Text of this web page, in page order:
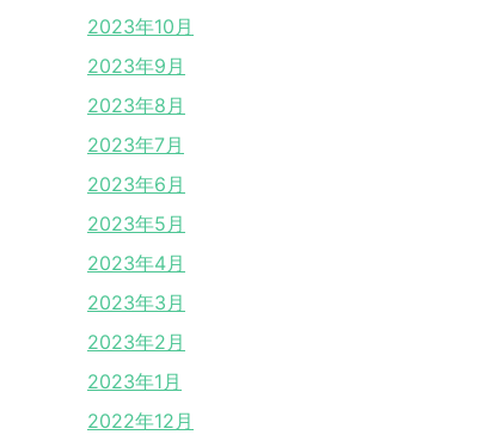
2023年10月
2023年9月
2023年8月
2023年7月
2023年6月
2023年5月
2023年4月
2023年3月
2023年2月
2023年1月
2022年12月